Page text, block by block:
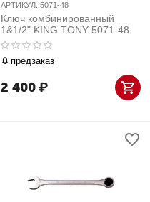
АРТИКУЛ: 5071-48
Ключ комбинированный
1&1/2" KING TONY 5071-48
предзаказ
2 400₽